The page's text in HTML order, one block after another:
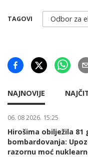
TAGOVI Odbor za
NAJNOVIJE
06. 08 2026. 15:25
Hirošima obilježila
bombardovanja:
razornu moć